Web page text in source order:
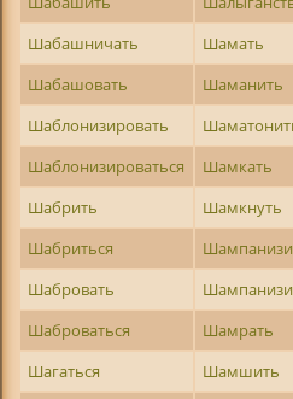
Шабашничать
Шамать
Шабашовать
Шаманить
Шаблонизировать
Шаблонизироваться
Шамкать
Шабрить
Шамкнуть
Шабриться
Шабровать
Шаброваться
Шамрать
Шагаться
Шамшить